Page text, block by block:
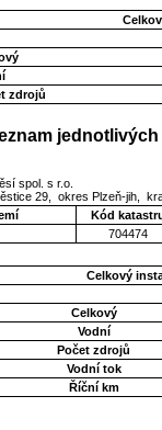
zdrojů
spol. s r.o.
29, okres Plzeň-jih,
Kód
704474
Celkový
Celkový
Vodní
Počet zdrojů
Vodní tok
Říční km